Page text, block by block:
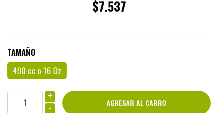
$7.537
TAMAÑO
490 cc o 16 Oz
+
-